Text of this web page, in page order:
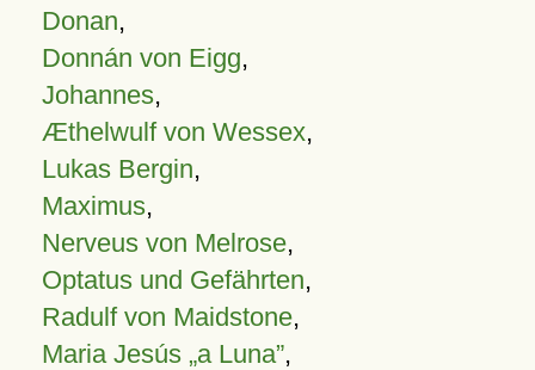
Donan,
Donnán von Eigg,
Johannes,
Æthelwulf von Wessex,
Lukas Bergin,
Maximus,
Nerveus von Melrose,
Optatus und Gefährten,
Radulf von Maidstone,
Maria Jesús „a Luna”,